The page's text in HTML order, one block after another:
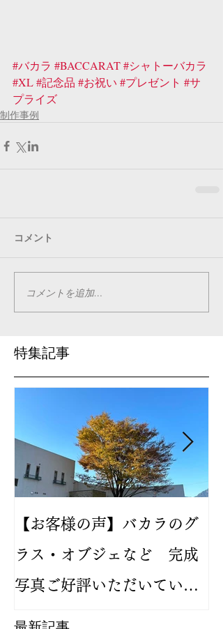
#バカラ #BACCARAT#シャトーバカラ
#XL#記念品 #お祝い #プレゼント #サ
プライズ
制作事例
コメント
コメントを追加…
特集記事
【お客様の声】バカラのグ
ラス・オブジェなど 完成
写真ご好評いただいていま